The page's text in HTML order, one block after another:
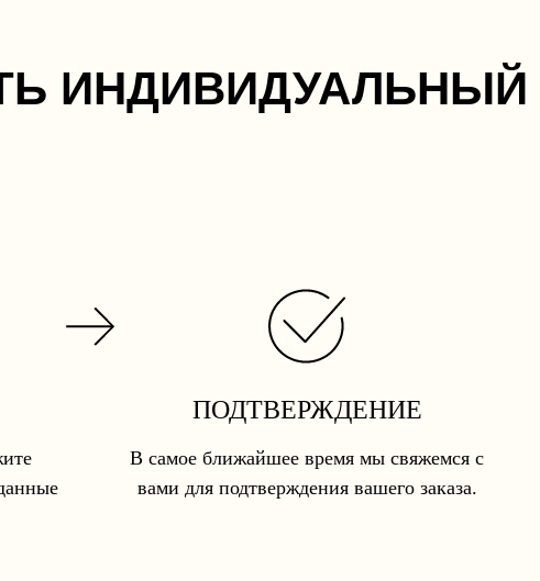
ИНДИВИДУАЛЬНЫЙ
ПОДТВЕРЖДЕНИЕ
В самое ближайшее время мы свяжемся с
вами для подтверждения вашего заказа.